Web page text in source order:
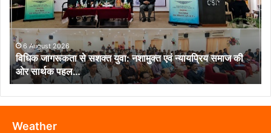
युवा:
नशामुक्त
एवं
न्यायप्रिय
समाज
की
ओर
सार्थक
पहल…
6 August 2026
विधिक जागरूकता से सशक्त युवा: नशामुक्त एवं न्यायप्रिय समाज की
ओर सार्थक पहल…
Weather